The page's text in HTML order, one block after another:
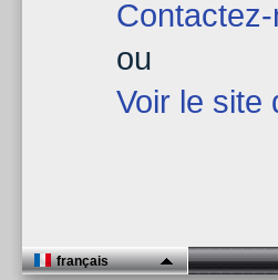
ou
Voir le site
français